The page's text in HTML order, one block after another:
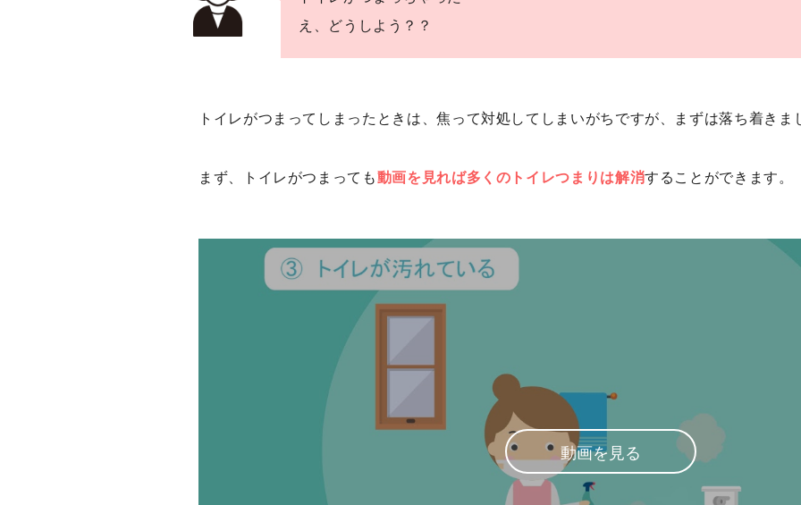
え、どうしよう？？
トイレがつまってしまったときは、焦って対処してしまいがちですが、まずは落ち着きま
まず、トイレがつまっても動画を見れば多くのトイレつまりは解消することができます。
動画を見る